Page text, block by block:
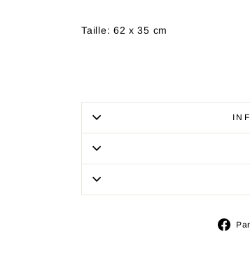
Taille: 62 x 35 cm